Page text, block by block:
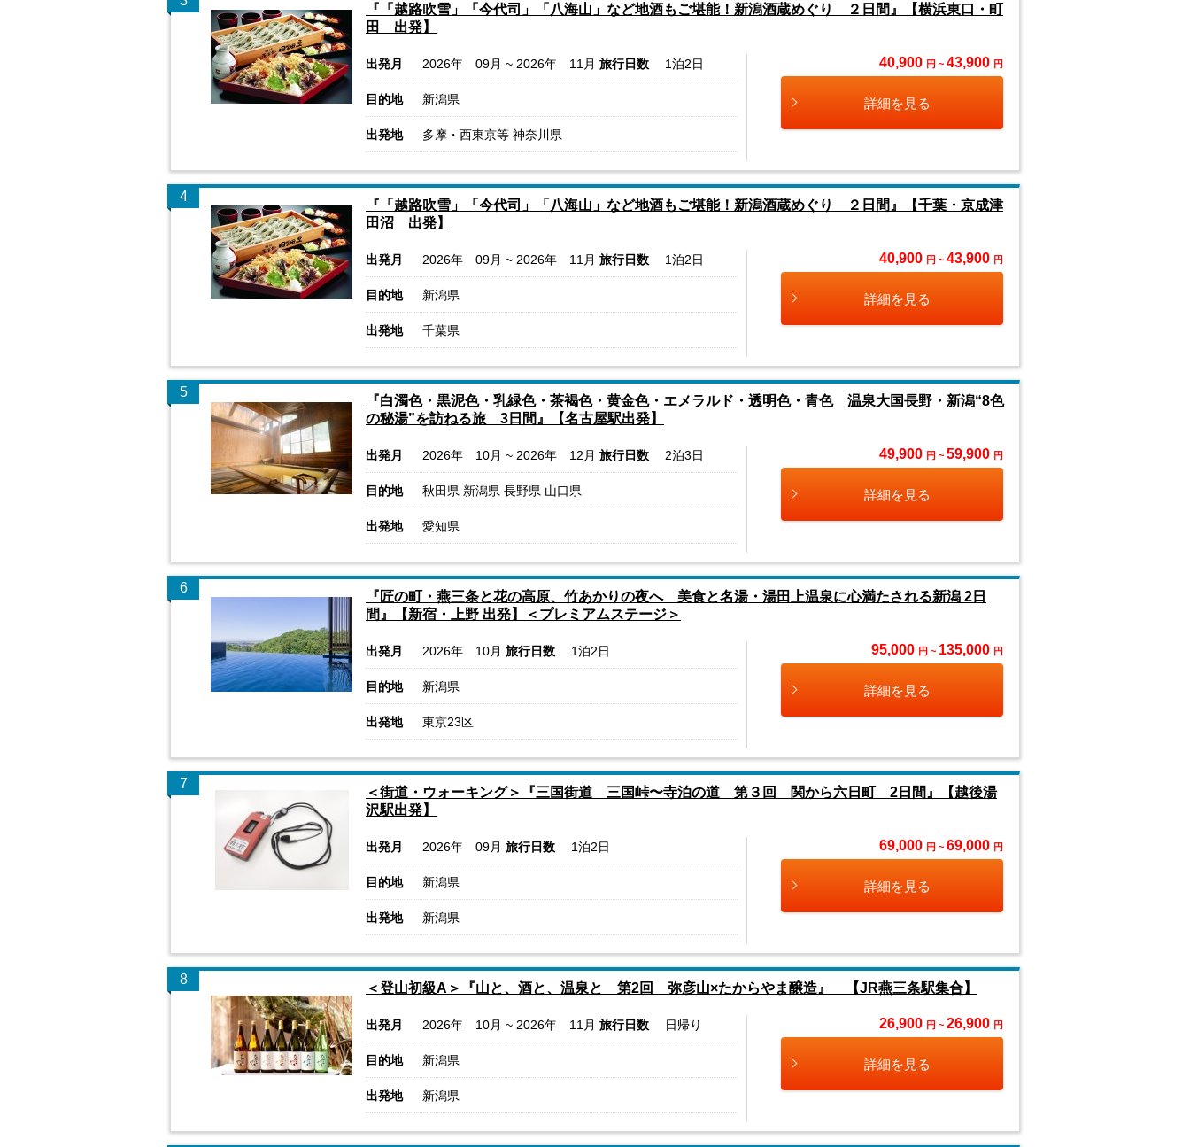
『「越路吹雪」「今代司」「八海山」など地酒もご堪能！新潟酒蔵めぐり ２日間』【横浜東口・町
田 出発】
出発月 2026年 09月 ~ 2026年 11月 旅行日数 1泊2日
目的地 新潟県
出発地 多摩・西東京等 神奈川県
40,900 円 ~ 43,900 円
詳細を見る
4
『「越路吹雪」「今代司」「八海山」など地酒もご堪能！新潟酒蔵めぐり ２日間』【千葉・京成津
田沼 出発】
出発月 2026年 09月 ~ 2026年 11月 旅行日数 1泊2日
目的地 新潟県
出発地 千葉県
40,900 円 ~ 43,900 円
詳細を見る
5
『白濁色・黒泥色・乳緑色・茶褐色・黄金色・エメラルド・透明色・青色 温泉大国長野・新潟“8色
の秘湯”を訪ねる旅 3日間』【名古屋駅出発】
出発月 2026年 10月 ~ 2026年 12月 旅行日数 2泊3日
目的地 秋田県 新潟県 長野県 山口県
出発地 愛知県
49,900 円 ~ 59,900 円
詳細を見る
6
『匠の町・燕三条と花の高原、竹あかりの夜へ 美食と名湯・湯田上温泉に心満たされる新潟 2日
間』【新宿・上野 出発】＜プレミアムステージ＞
出発月 2026年 10月 旅行日数 1泊2日
目的地 新潟県
出発地 東京23区
95,000 円 ~ 135,000 円
詳細を見る
7
＜街道・ウォーキング＞『三国街道 三国峠〜寺泊の道 第３回 関から六日町 2日間』【越後湯
沢駅出発】
出発月 2026年 09月 旅行日数 1泊2日
目的地 新潟県
出発地 新潟県
69,000 円 ~ 69,000 円
詳細を見る
8
＜登山初級A＞『山と、酒と、温泉と 第2回 弥彦山×たからやま醸造』 【JR燕三条駅集合】
出発月 2026年 10月 ~ 2026年 11月 旅行日数 日帰り
目的地 新潟県
出発地 新潟県
26,900 円 ~ 26,900 円
詳細を見る